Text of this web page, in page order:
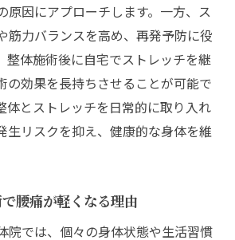
原因にアプローチします。一方、ス
筋力バランスを高め、再発予防に役
整体施術後に自宅でストレッチを継
の効果を長持ちさせることが可能で
体とストレッチを日常的に取り入れ
生リスクを抑え、健康的な身体を維
腰痛が軽くなる理由
院では、個々の身体状態や生活習慣